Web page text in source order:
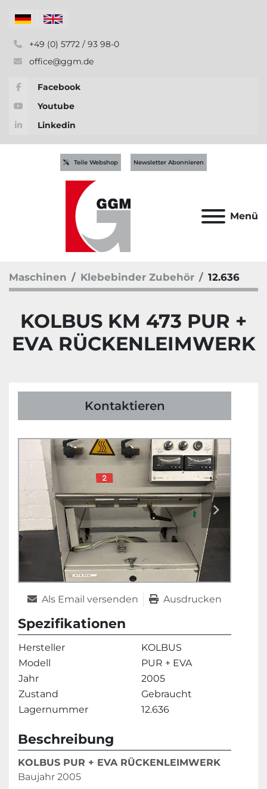
+49 (0) 5772 / 93 98-0
office@ggm.de
Facebook
Youtube
Linkedin
Menü
Teile Webshop Newsletter Abonnieren
Maschinen Klebebinder Zubehör 12.636
KOLBUS KM 473 PUR +
EVA RÜCKENLEIMWERK
Kontaktieren
Als Email versenden Ausdrucken
Spezifikationen
Hersteller
KOLBUS
Modell
PUR + EVA
Jahr
2005
Zustand
Gebraucht
Lagernummer
12.636
Beschreibung
KOLBUS PUR + EVA RÜCKENLEIMWERK
Baujahr 2005